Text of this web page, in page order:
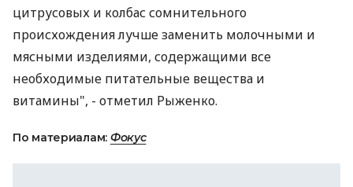
цитрусовых и колбас сомнительного
происхождения лучше заменить молочными и
мясными изделиями, содержащими все
необходимые питательные вещества и
витамины", - отметил Рыженко.
По материалам: Фокус